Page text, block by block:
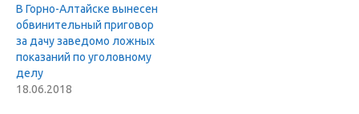
В Горно-Алтайске вынесен
обвинительный приговор
за дачу заведомо ложных
показаний по уголовному
делу
18.06.2018